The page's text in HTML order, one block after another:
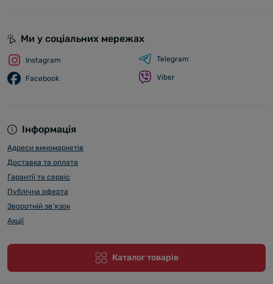
Інформація
Адреси виномаркетів
Доставка та оплата
Гарантії та сервіс
Публічна оферта
Зворотній зв’язок
Акції
Каталог товарів
Ми у соціальних мережах
Instagram
Facebook
Telegram
Viber